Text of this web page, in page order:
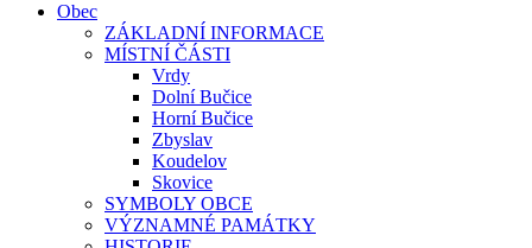
Obec
ZÁKLADNÍ INFORMACE
MÍSTNÍ ČÁSTI
Vrdy
Dolní Bučice
Horní Bučice
Zbyslav
Koudelov
Skovice
SYMBOLY OBCE
VÝZNAMNÉ PAMÁTKY